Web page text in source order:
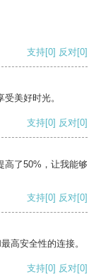
支持[0] 反对[0]
美好时光。
支持[0] 反对[0]
高了50%，让我能够
支持[0] 反对[0]
高安全性的连接。
支持[0] 反对[0]